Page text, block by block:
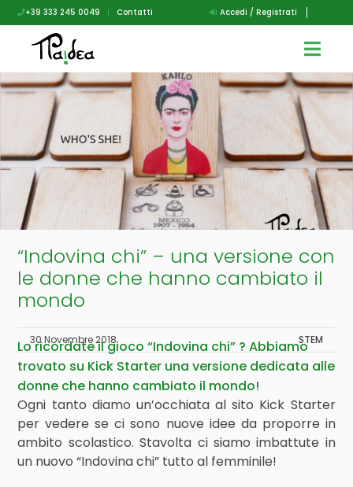
+39 333 245 0049 | Contatti Accedi / Registrati
“Indovina chi” – una versione con
le donne che hanno cambiato il
mondo
30 Novembre 2018 STEM
Lo ricordate il gioco “Indovina chi” ? Abbiamo
trovato su Kick Starter una versione dedicata alle
donne che hanno cambiato il mondo!
Ogni tanto diamo un’occhiata al sito Kick Starter
per vedere se ci sono nuove idee da proporre in
ambito scolastico. Stavolta ci siamo imbattute in
un nuovo “Indovina chi” tutto al femminile!